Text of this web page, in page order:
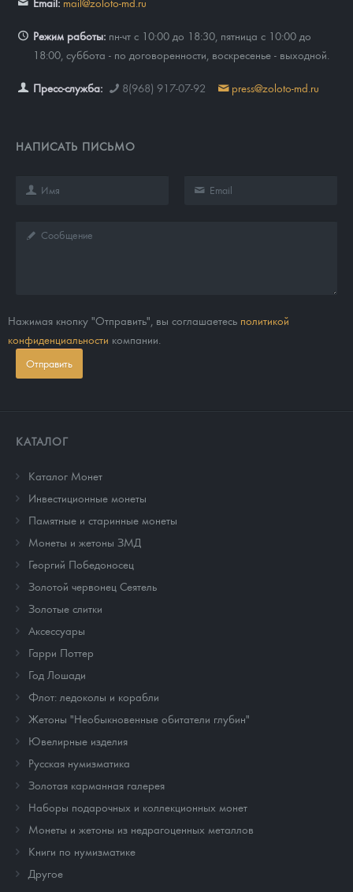
Режим работы: пн-чт с 10:00 до 18:30, пятница с 10:00 до
18:00, суббота - по договоренности, воскресенье - выходной.
Пресс-служба: 8(968) 917-07-92 press@zoloto-md.ru
НАПИСАТЬ ПИСЬМО
Нажимая кнопку "Отправить", вы соглашаетесь политикой
конфиденциальности компании.
Отправить
КАТАЛОГ
Каталог Монет
Инвестиционные монеты
Памятные и старинные монеты
Монеты и жетоны ЗМД
Георгий Победоносец
Золотой червонец Сеятель
Золотые слитки
Аксессуары
Гарри Поттер
Год Лошади
Флот: ледоколы и корабли
Жетоны "Необыкновенные обитатели глубин"
Ювелирные изделия
Русская нумизматика
Золотая карманная галерея
Наборы подарочных и коллекционных монет
Монеты и жетоны из недрагоценных металлов
Книги по нумизматике
Другое